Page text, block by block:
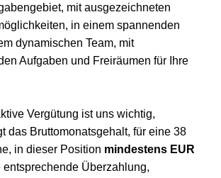
mit ausgezeichneten
in einem spannenden
dynamischen Team, mit
Aufgaben und Freiräumen für Ihre
Vergütung ist uns wichtig,
das Bruttomonatsgehalt, für eine 38
in dieser Position mindestens EUR
entsprechende Überzahlung,